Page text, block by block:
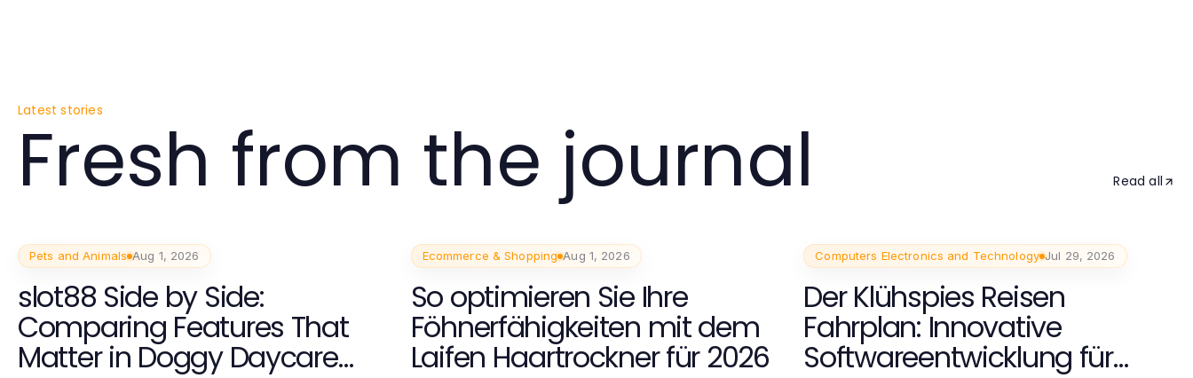
Latest stories
Fresh from the journal Read all
Pets and Animals Aug 1, 2026
slot88 Side by Side:
Comparing Features That
Matter in Doggy Daycare
Ecommerce & Shopping Aug 1, 2026
So optimieren Sie Ihre
Föhnerfähigkeiten mit dem
Laifen Haartrockner für 2026
Computers Electronics and Technology Jul 29, 2026
Der Klühspies Reisen
Fahrplan: Innovative
Softwareentwicklung für